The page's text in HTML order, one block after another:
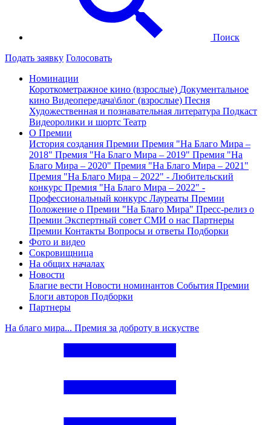
Поиск
Подать заявку Голосовать
Номинации
Короткометражное кино (взрослые) Документальное
кино Видеопередача\блог (взрослые) Песня
Художественная и познавательная литература Подкаст
Видеоролики и шортс Театр
О Премии
История создания Премии Премия "На Благо Мира –
2018" Премия "На Благо Мира – 2019" Премия "На
Благо Мира – 2020" Премия "На Благо Мира – 2021"
Премия "На Благо Мира – 2022" - Любительский
конкурс Премия "На Благо Мира – 2022" -
Профессиональный конкурс Лауреаты Премии
Положение о Премии "На Благо Мира" Пресс-релиз о
Премии Экспертный совет СМИ о нас Партнеры
Премии Контакты Вопросы и ответы Подборки
Фото и видео
Сокровищница
На общих началах
Новости
Благие вести Новости номинантов События Премии
Блоги авторов Подборки
Партнеры
На благо мира... Премия за доброту в искустве